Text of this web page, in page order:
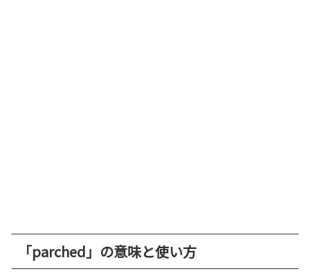
「parched」の意味と使い方